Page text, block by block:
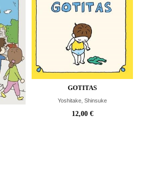
GOTITAS
Yoshitake, Shinsuke
12,00 €